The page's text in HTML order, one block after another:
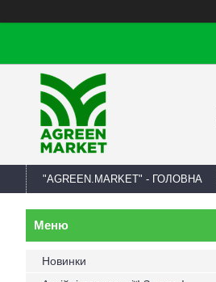
"AGREEN.MARKET" - ГОЛОВНА
Новинки